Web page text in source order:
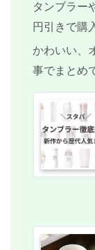
タンブラー
円引きで購
かわいい、
事でまとめ